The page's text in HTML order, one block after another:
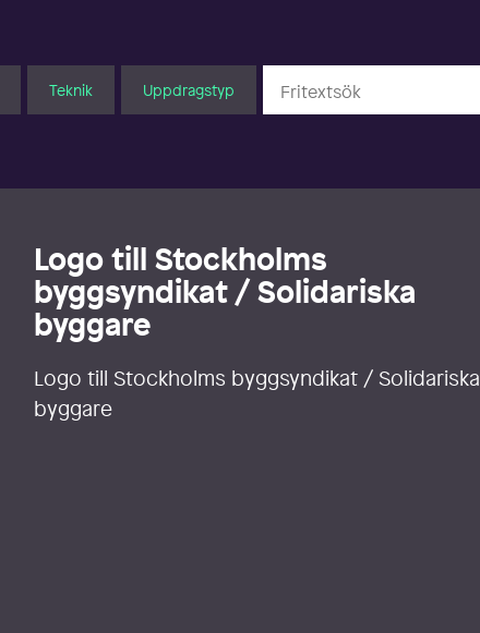
Teknik Uppdragstyp
Logo till Stockholms
byggsyndikat / Solidariska
byggare
Logo till Stockholms byggsyndikat / Solidariska
byggare